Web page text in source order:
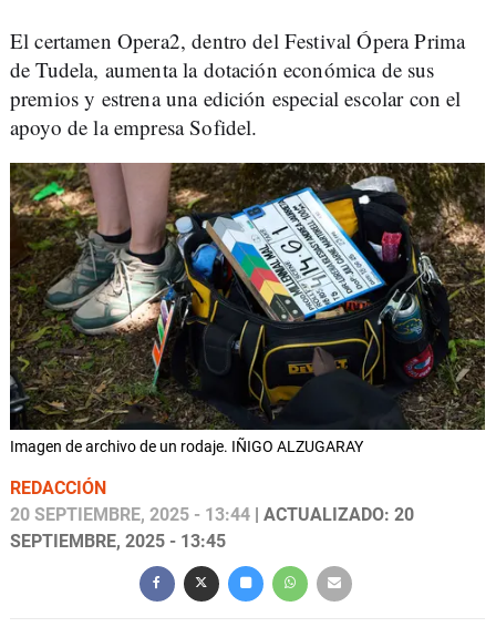
El certamen Opera2, dentro del Festival Ópera Prima
de Tudela, aumenta la dotación económica de sus
premios y estrena una edición especial escolar con el
apoyo de la empresa Sofidel.
Imagen de archivo de un rodaje. IÑIGO ALZUGARAY
REDACCIÓN
20 SEPTIEMBRE, 2025 - 13:44 | ACTUALIZADO: 20
SEPTIEMBRE, 2025 - 13:45